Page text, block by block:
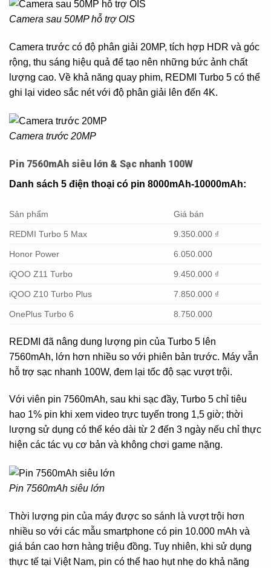
Camera sau 50MP hỗ trợ OIS
Camera trước có độ phân giải 20MP, tích hợp HDR và góc
rộng, thu sáng hiệu quả để tạo nên những bức ảnh chất
lượng cao. Về khả năng quay phim, REDMI Turbo 5 có thể
ghi lại video sắc nét với độ phân giải lên đến 4K.
Camera trước 20MP
Pin 7560mAh siêu lớn & Sạc nhanh 100W
Danh sách 5 điện thoại có pin 8000mAh-10000mAh:
Sản phẩm Giá bán
REDMI Turbo 5 Max 9.350.000 ₫
Honor Power 6.050.000
iQOO Z11 Turbo 9.450.000 ₫
iQOO Z10 Turbo Plus 7.850.000 ₫
OnePlus Turbo 6 8.750.000
REDMI đã nâng dung lượng pin của Turbo 5 lên
7560mAh, lớn hơn nhiều so với phiên bản trước. Máy vẫn
hỗ trợ sạc nhanh 100W, đem lại tốc độ sạc vượt trội.
Với viên pin 7560mAh, sau khi sạc đầy, Turbo 5 chỉ tiêu
hao 1% pin khi xem video trực tuyến trong 1,5 giờ; thời
lượng sử dụng có thể kéo dài từ 2 đến 3 ngày nếu chỉ thực
hiện các tác vụ cơ bản và không chơi game nặng.
Pin 7560mAh siêu lớn
Thời lượng pin của máy được so sánh là vượt trội hơn
nhiều so với các mẫu smartphone có pin 10.000 mAh và
giá bán cao hơn hàng triệu đồng. Tuy nhiên, khi sử dụng
thực tế tại Việt Nam, pin có thể hao hụt nhẹ do khả năng